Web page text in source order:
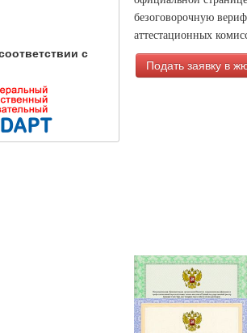
с
безоговорочную
аттестационных
Подать заявку в